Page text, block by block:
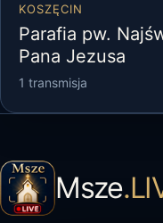
KOSZĘCIN
Parafia pw.
Pana Jezusa
1 transmisja
Msze